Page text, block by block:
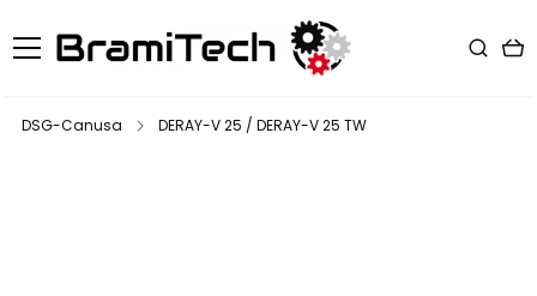
DSG-Canusa DERAY-V 25 / DERAY-V 25 TW